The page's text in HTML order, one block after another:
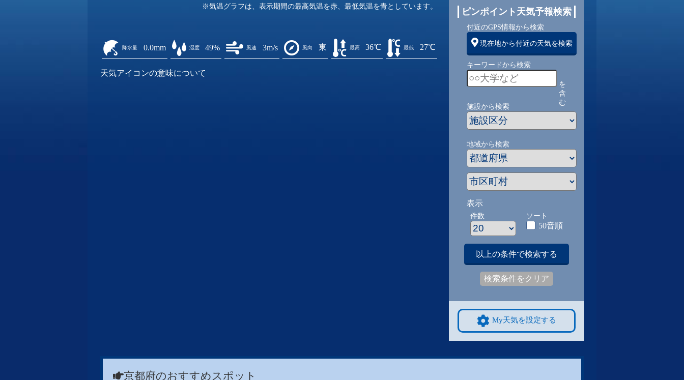
※気温グラフは、表示期間の最高気温を赤、最低気温を青としています。
降水量 0.0mm 湿度 49% 風速 3m/s 風向 東 最高 36℃ 最低 27℃
天気アイコンの意味について
ピンポイント天気予報検索
付近のGPS情報から検索
現在地から付近の天気を検索
キーワードから検索
を
含
む
施設から検索
地域から検索
表示
件数 ソート
50音順
以上の条件で検索する
検索条件をクリア
My天気を設定する
京都府のおすすめスポット